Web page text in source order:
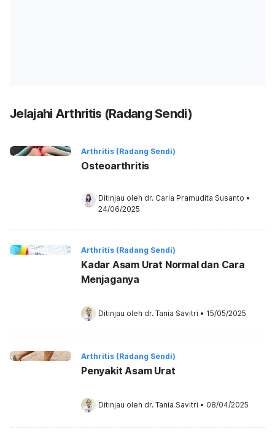
Jelajahi Arthritis (Radang Sendi)
Arthritis (Radang Sendi)
Osteoarthritis
Ditinjau oleh dr. Carla Pramudita Susanto •
24/06/2025
Arthritis (Radang Sendi)
Kadar Asam Urat Normal dan Cara
Menjaganya
Ditinjau oleh dr. Tania Savitri • 15/05/2025
Arthritis (Radang Sendi)
Penyakit Asam Urat
Ditinjau oleh dr. Tania Savitri • 08/04/2025